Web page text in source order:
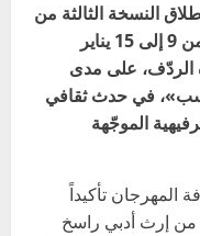
النسخة الثالثة من
مهرجان الكُتّاب والقُرّاء خلال الفترة من 9 إلى 15 يناير
الردّف، على مدى
في حدث ثقافي
الموجّهة
المهرجان تأكيداً
من إرث أدبي راسخ